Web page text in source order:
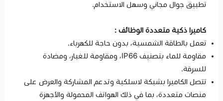
تطبيق جوال مجاني وسهل الاستخدام.
كاميرا ذكية متعددة الوظائف :
تعمل بالطاقة الشمسية، بدون حاجة للكهرباء.
مقاومة للماء بتصنيف IP66، ومقاومة للغبار، ومضادة
للسرقة.
تتصل الكاميرا بشبكة لاسلكية وتدعم المشاركة والعرض على
منصات متعددة، بما في ذلك الهواتف المحمولة والأجهزة